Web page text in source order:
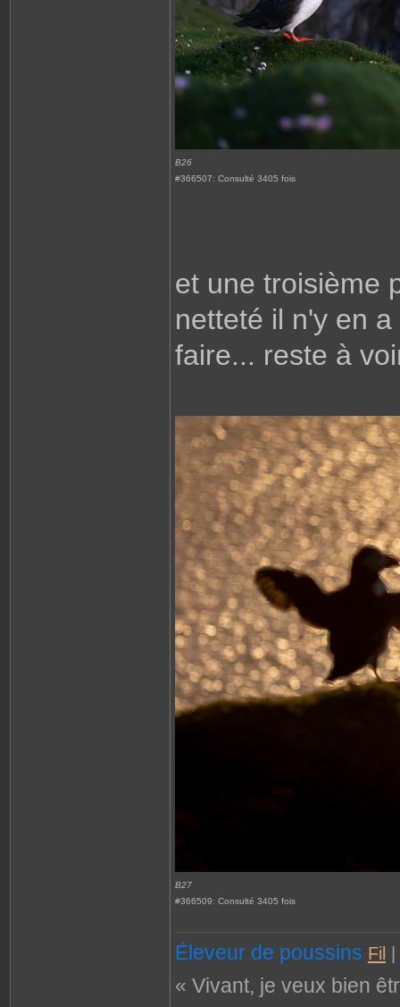
B26
#366507: Consulté 3405 fois
et une troisième
netteté il n'y en
faire... reste à
B27
#366509: Consulté 3405 fois
Éleveur de poussins Fil |
« Vivant, je veux bien